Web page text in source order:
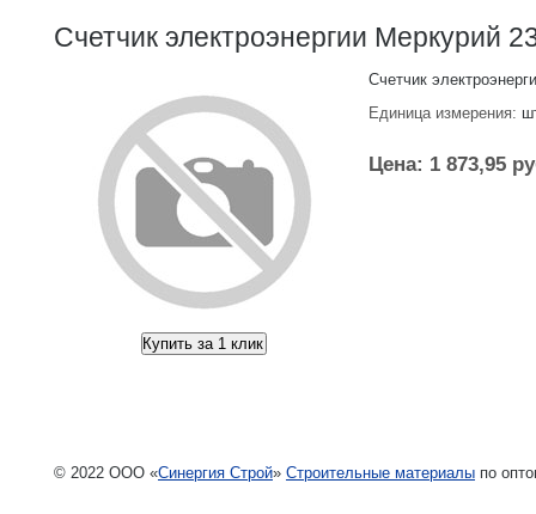
Счетчик электроэнергии Меркурий
Купить за 1 клик
Счетчик
Единица измерения:
Цена: 1 873,95
© 2022 ООО «Синергия Строй» Строительные материалы по